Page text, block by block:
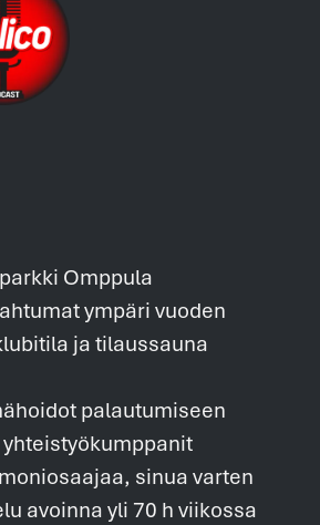
Omppula
ympäri vuoden
ja tilaussauna
palautumiseen
sinua varten
avoinna yli 70 h viikossa